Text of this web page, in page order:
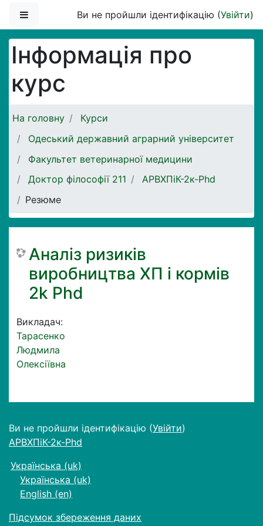
Бокова панельВи не пройшли ідентифікацію (Увійти)
Інформація про
курс
На головну
Курси
Одеський державний аграрний університет
Факультет ветеринарної медицини
Доктор філософії 211
АРВХПіК-2к-Phd
Резюме
Аналіз ризиків
виробництва ХП і кормів
2k Phd
Викладач:
Тарасенко
Людмила
Олексіївна
Ви не пройшли ідентифікацію (Увійти)
АРВХПіК-2к-Phd
Українська ‎(uk)‎
Українська ‎(uk)‎
English ‎(en)‎
Підсумок збереження даних